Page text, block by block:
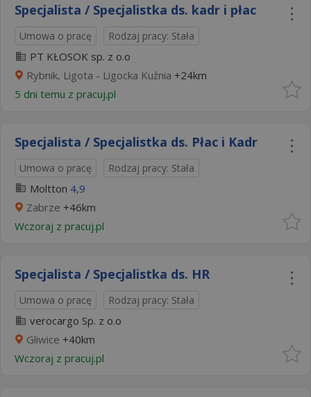
Specjalista / Specjalistka ds. kadr i płac
Umowa o pracę Rodzaj pracy: Stała
PT KŁOSOK sp. z o.o
Rybnik, Ligota - Ligocka Kuźnia +24km
5 dni temu z pracuj.pl
Specjalista / Specjalistka ds. Płac i Kadr
Umowa o pracę Rodzaj pracy: Stała
Moltton 4,9
Zabrze +46km
Wczoraj z pracuj.pl
Specjalista / Specjalistka ds. HR
Umowa o pracę Rodzaj pracy: Stała
verocargo Sp. z o.o
Gliwice +40km
Wczoraj z pracuj.pl